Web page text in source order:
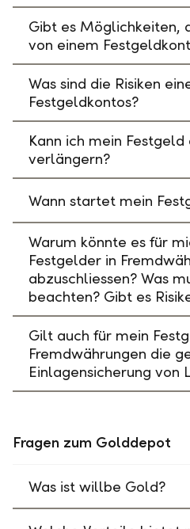
Gibt es Möglichkeiten,
von einem
Was sind die Risiken
Festgeldkontos?
Kann ich mein
verlängern?
Wann startet mein
Warum könnte es für
Festgelder in
abzuschliessen? Was
beachten? Gibt es
Gilt auch für mein
Fremdwährungen die
Einlagensicherung von
Fragen zum Golddepot
Was ist willbe Gold?